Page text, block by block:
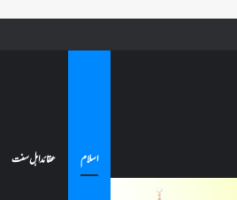
کہتے ہیں ، اور کیا معتکف فنائے مسجد میں جا سکتا ہے؟
اسلام عقائد اہل سنت